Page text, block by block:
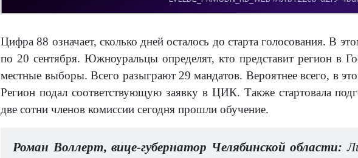
Цифра 88 означает, сколько дней осталось до старта голосования. В
по 20 сентября. Южноуральцы определят, кто представит регион в
местные выборы. Всего разыграют 29 мандатов. Вероятнее всего, в
Регион подал соответствующую заявку в ЦИК. Также стартовала
две сотни членов комиссии сегодня прошли обучение.
Роман Воллерт, вице-губернатор Челябинской области: